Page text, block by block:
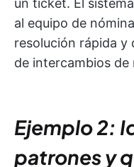
un ticket. El
al equipo de
resolución rápida y
de intercambios de
Ejemplo 2:
patrones y